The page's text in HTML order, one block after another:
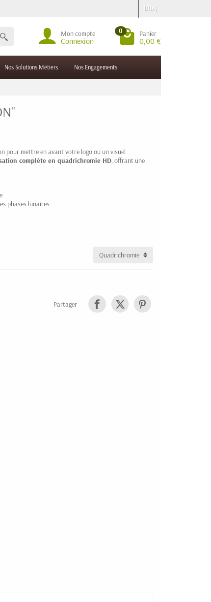
Blog
Mon compte
Connexion
0 Panier
0,00 €
Nos Solutions Métiers Nos Engagements
pour mettre en avant votre logo ou un visuel
complète en quadrichromie HD, offrant une
phases lunaires
Partager